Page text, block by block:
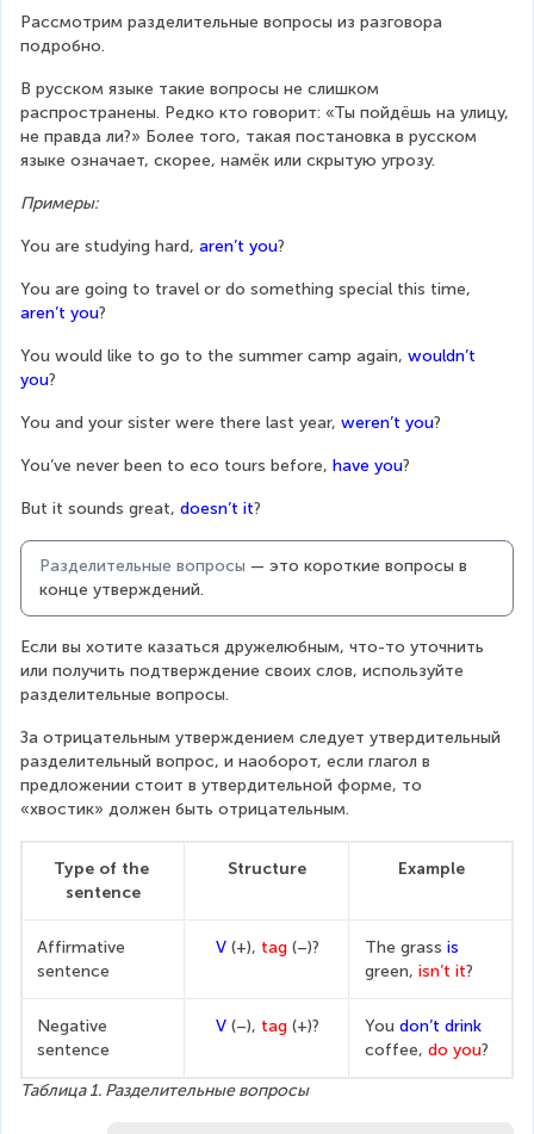
Рассмотрим разделительные вопросы из разговора
подробно.
В русском языке такие вопросы не слишком
распространены. Редко кто говорит: «Ты пойдёшь на улицу,
не правда ли?» Более того, такая постановка в русском
языке означает, скорее, намёк или скрытую угрозу.
Примеры:
You are studying hard, aren’t you?
You are going to travel or do something special this time,
aren’t you?
You would like to go to the summer camp again, wouldn’t
you?
You and your sister were there last year, weren’t you?
You’ve never been to eco tours before, have you?
But it sounds great, doesn’t it?
Разделительные вопросы — это короткие вопросы в
конце утверждений.
Если вы хотите казаться дружелюбным, что-то уточнить
или получить подтверждение своих слов, используйте
разделительные вопросы.
За отрицательным утверждением следует утвердительный
разделительный вопрос, и наоборот, если глагол в
предложении стоит в утвердительной форме, то
«хвостик» должен быть отрицательным.
Type of the
sentence
Structure Example
Affirmative
sentence
V (+), tag (–)? The grass is
green, isn’t it?
Negative
sentence
V (–), tag (+)? You don’t drink
coffee, do you?
Таблица 1. Разделительные вопросы